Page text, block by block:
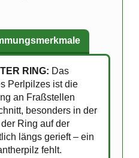
RING: Das
Perlpilzes ist die
an Fraßstellen
besonders in der
Ring auf der
längs gerieft – ein
fehlt.